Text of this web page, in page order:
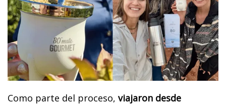
Como parte del proceso, viajaron desde